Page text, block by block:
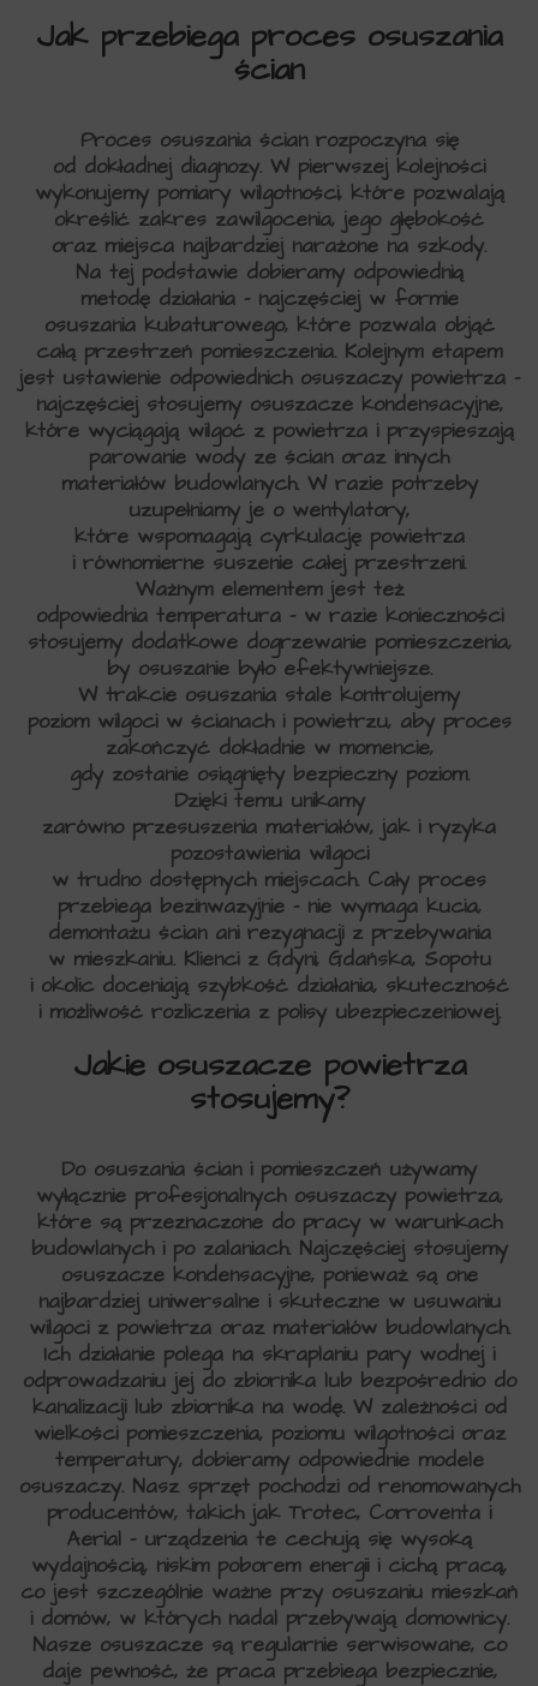
Jak przebiega proces osuszania
ścian
Proces osuszania ścian rozpoczyna się
od dokładnej diagnozy. W pierwszej kolejności
wykonujemy pomiary wilgotności, które pozwalają
określić zakres zawilgocenia, jego głębokość
oraz miejsca najbardziej narażone na szkody.
Na tej podstawie dobieramy odpowiednią
metodę działania – najczęściej w formie
osuszania kubaturowego, które pozwala objąć
całą przestrzeń pomieszczenia. Kolejnym etapem
jest ustawienie odpowiednich osuszaczy powietrza –
najczęściej stosujemy osuszacze kondensacyjne,
które wyciągają wilgoć z powietrza i przyspieszają
parowanie wody ze ścian oraz innych
materiałów budowlanych. W razie potrzeby
uzupełniamy je o wentylatory,
które wspomagają cyrkulację powietrza
i równomierne suszenie całej przestrzeni.
Ważnym elementem jest też
odpowiednia temperatura – w razie konieczności
stosujemy dodatkowe dogrzewanie pomieszczenia,
by osuszanie było efektywniejsze.
W trakcie osuszania stale kontrolujemy
poziom wilgoci w ścianach i powietrzu, aby proces
zakończyć dokładnie w momencie,
gdy zostanie osiągnięty bezpieczny poziom.
Dzięki temu unikamy
zarówno przesuszenia materiałów, jak i ryzyka
pozostawienia wilgoci
w trudno dostępnych miejscach. Cały proces
przebiega bezinwazyjnie – nie wymaga kucia,
demontażu ścian ani rezygnacji z przebywania
w mieszkaniu. Klienci z Gdyni, Gdańska, Sopotu
i okolic doceniają szybkość działania, skuteczność
i możliwość rozliczenia z polisy ubezpieczeniowej.
Jakie osuszacze powietrza
stosujemy?
Do osuszania ścian i pomieszczeń używamy
wyłącznie profesjonalnych osuszaczy powietrza,
które są przeznaczone do pracy w warunkach
budowlanych i po zalaniach. Najczęściej stosujemy
osuszacze kondensacyjne, ponieważ są one
najbardziej uniwersalne i skuteczne w usuwaniu
wilgoci z powietrza oraz materiałów budowlanych.
Ich działanie polega na skraplaniu pary wodnej i
odprowadzaniu jej do zbiornika lub bezpośrednio do
kanalizacji lub zbiornika na wodę. W zależności od
wielkości pomieszczenia, poziomu wilgotności oraz
temperatury, dobieramy odpowiednie modele
osuszaczy. Nasz sprzęt pochodzi od renomowanych
producentów, takich jak Trotec, Corroventa i
Aerial – urządzenia te cechują się wysoką
wydajnością, niskim poborem energii i cichą pracą,
co jest szczególnie ważne przy osuszaniu mieszkań
i domów, w których nadal przebywają domownicy.
Nasze osuszacze są regularnie serwisowane, co
daje pewność, że praca przebiega bezpiecznie,